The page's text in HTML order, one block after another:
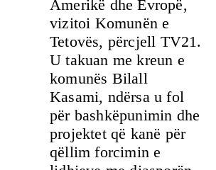
Amerikë dhe Evropë,
vizitoi Komunën e
Tetovës, përcjell TV21.
U takuan me kreun e
komunës Bilall
Kasami, ndërsa u fol
për bashkëpunimin dhe
projektet që kanë për
qëllim forcimin e